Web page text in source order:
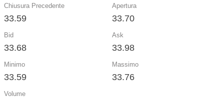
Chiusura Precedente
33.59
Apertura
33.70
Bid
33.68
Ask
33.98
Minimo
33.59
Massimo
33.76
Volume